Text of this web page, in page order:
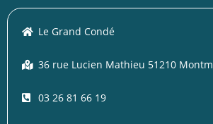
Le Grand Condé
36 rue Lucien Mathieu 51210
03 26 81 66 19